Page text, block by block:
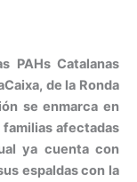
PAHs Catalanas
de la Ronda
se enmarca en
familias afectadas
ya cuenta con
espaldas con la